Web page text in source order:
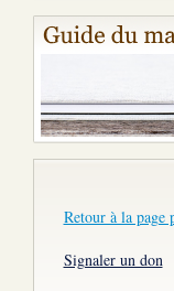
Retour à la page
Signaler un don